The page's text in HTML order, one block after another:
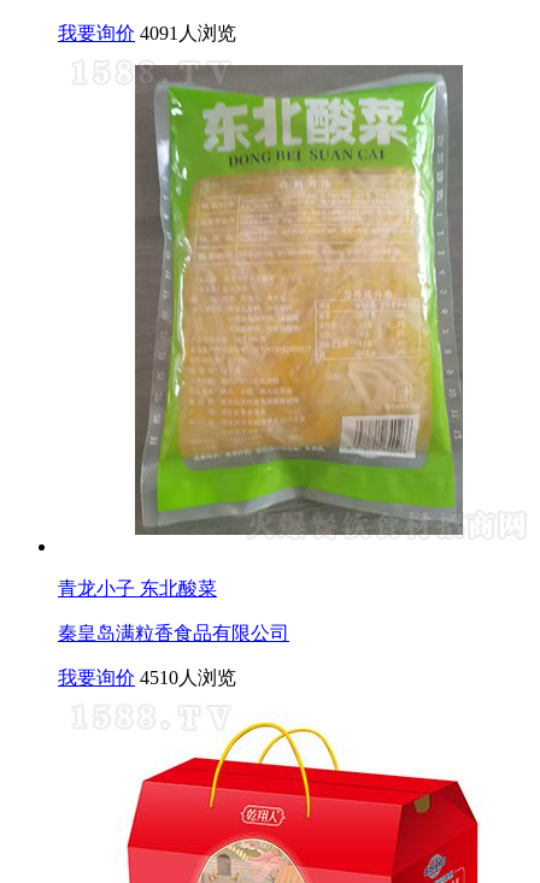
我要询价 4091人浏览
青龙小子 东北酸菜
秦皇岛满粒香食品有限公司
我要询价 4510人浏览